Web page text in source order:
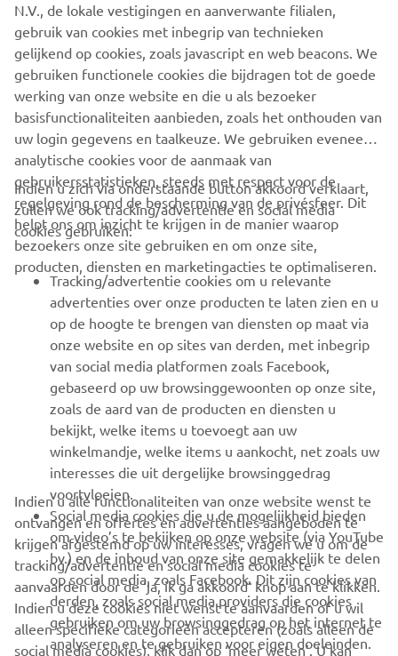
CORPORATE
BUSINESS
MEER YAMAHA
SUPPORT
NIEUWSBRIEF
Wees de eerste die meer te weten komt over de nieuwste deals,
speciale evenementen, nieuwe producten en nog veel meer
ABONNEREN
Lees ons privacybeleid om te leren hoe we uw persoonlijke
gegevens verwerken:Privacyverklaring
N.V., de lokale vestigingen en aanverwante filialen,
gebruik van cookies met inbegrip van technieken
gelijkend op cookies, zoals javascript en web beacons. We
gebruiken functionele cookies die bijdragen tot de goede
werking van onze website en die u als bezoeker
basisfunctionaliteiten aanbieden, zoals het onthouden van
uw login gegevens en taalkeuze. We gebruiken eveneens
analytische cookies voor de aanmaak van
gebruikersstatistieken, steeds met respect voor de
regelgeving rond de bescherming van de privésfeer. Dit
helpt ons om inzicht te krijgen in de manier waarop
bezoekers onze site gebruiken en om onze site,
producten, diensten en marketingacties te optimaliseren.
Indien u zich via onderstaande button akkoord verklaart,
zullen we ook tracking/advertentie en social media
cookies gebruiken:
Tracking/advertentie cookies om u relevante
advertenties over onze producten te laten zien en u
op de hoogte te brengen van diensten op maat via
onze website en op sites van derden, met inbegrip
van social media platformen zoals Facebook,
gebaseerd op uw browsinggewoonten op onze site,
zoals de aard van de producten en diensten u
bekijkt, welke items u toevoegt aan uw
winkelmandje, welke items u aankocht, net zoals uw
interesses die uit dergelijke browsinggedrag
voortvloeien.
Social media cookies die u de mogelijkheid bieden
om video’s te bekijken op onze website (via YouTube
bv.) en de inhoud van onze site gemakkelijk te delen
op social media, zoals Facebook. Dit zijn cookies van
derden, zoals social media providers die cookies
gebruiken om uw browsinggedrag op het internet te
analyseren en te gebruiken voor eigen doeleinden.
Indien u alle functionaliteiten van onze website wenst te
ontvangen en offertes en advertenties aangeboden te
krijgen afgestemd op uw interesses, vragen we u om de
tracking/advertentie en social media cookies te
aanvaarden door de ‘ja, ik ga akkoord’ knop aan te klikken.
Indien u deze cookies niet wenst te aanvaarden of u wil
alleen specifieke categorieën accepteren (zoals alleen de
social media cookies), klik dan op ‘meer weten’. U kan